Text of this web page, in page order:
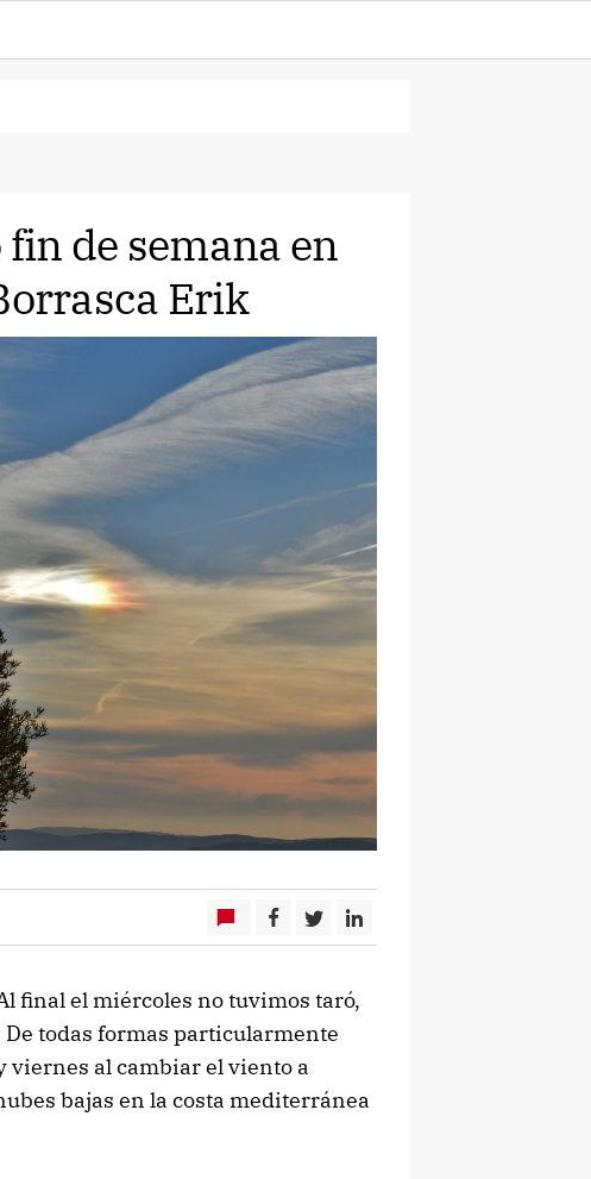
de semana en
Erik
final el miércoles no tuvimos taró,
todas formas particularmente
viernes al cambiar el viento a
bajas en la costa mediterránea